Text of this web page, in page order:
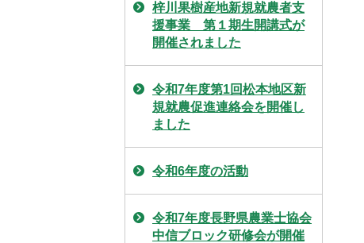
梓川果樹産地新規就農者支
援事業 第１期生開講式が
開催されました
令和7年度第1回松本地区新
規就農促進連絡会を開催し
ました
令和6年度の活動
令和7年度長野県農業士協会
中信ブロック研修会が開催